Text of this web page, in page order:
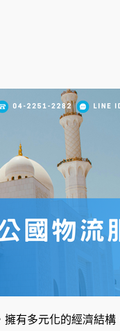
有多元化的經濟結構